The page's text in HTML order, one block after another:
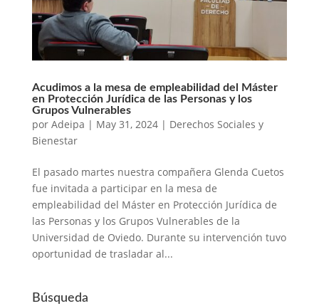
Acudimos a la mesa de empleabilidad del Máster
en Protección Jurídica de las Personas y los
Grupos Vulnerables
por Adeipa | May 31, 2024| Derechos Sociales y
Bienestar
El pasado martes nuestra compañera Glenda Cuetos
fue invitada a participar en la mesa de
empleabilidad del Máster en Protección Jurídica de
las Personas y los Grupos Vulnerables de la
Universidad de Oviedo. Durante su intervención tuvo
oportunidad de trasladar al...
Búsqueda